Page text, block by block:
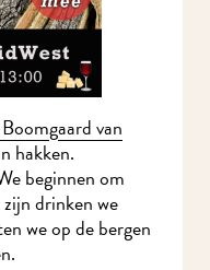
van
hakken.
beginnen om
drinken we
we op de bergen